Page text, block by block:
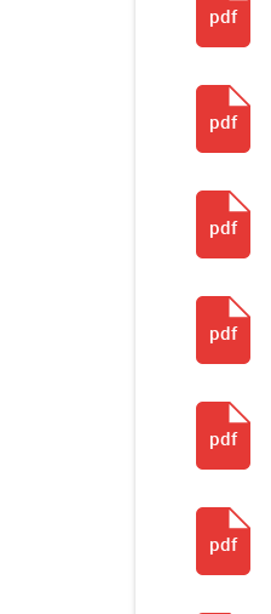
pdf
pdf
pdf
pdf
pdf
pdf